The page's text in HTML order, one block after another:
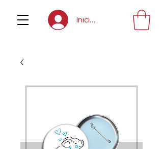
Inicia sesión